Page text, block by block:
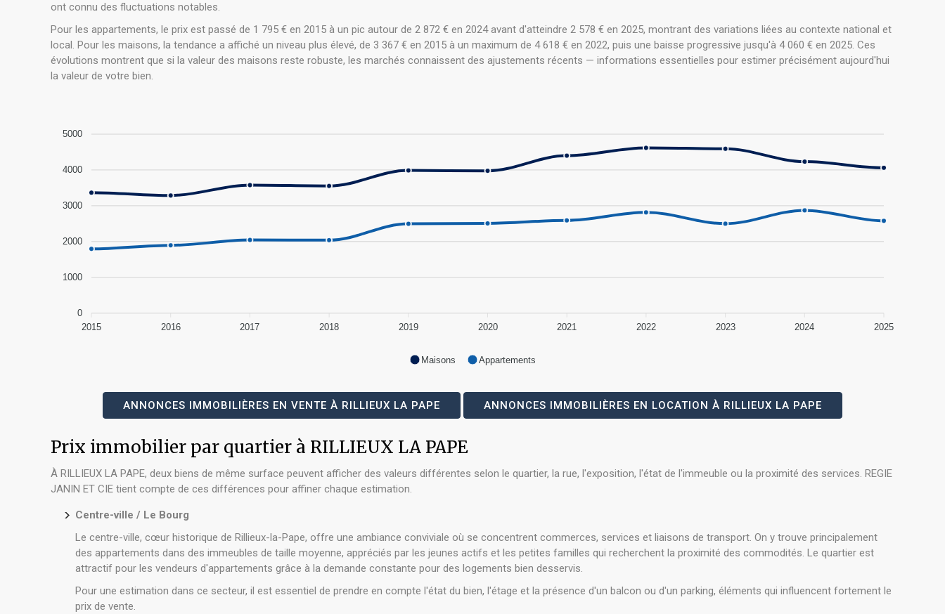
ont connu des fluctuations notables.
Pour les appartements, le prix est passé de 1 795 € en 2015 à un pic autour de 2 872 € en 2024 avant d'atteindre 2 578 € en 2025, montrant des variations liées au contexte national et
local. Pour les maisons, la tendance a affiché un niveau plus élevé, de 3 367 € en 2015 à un maximum de 4 618 € en 2022, puis une baisse progressive jusqu'à 4 060 € en 2025. Ces
évolutions montrent que si la valeur des maisons reste robuste, les marchés connaissent des ajustements récents — informations essentielles pour estimer précisément aujourd'hui
la valeur de votre bien.
5000
4000
3000
2000
1000
0
2015
2016 2017 2018 2019 2020 2021 2022 2023 2024 2025
Maisons Appartements
ANNONCES IMMOBILIÈRES EN VENTE À RILLIEUX LA PAPE ANNONCES IMMOBILIÈRES EN LOCATION À RILLIEUX LA PAPE
Prix immobilier par quartier à RILLIEUX LA PAPE
À RILLIEUX LA PAPE, deux biens de même surface peuvent afficher des valeurs différentes selon le quartier, la rue, l'exposition, l'état de l'immeuble ou la proximité des services. REGIE
JANIN ET CIE tient compte de ces différences pour affiner chaque estimation.
Centre-ville / Le Bourg
Le centre-ville, cœur historique de Rillieux-la-Pape, offre une ambiance conviviale où se concentrent commerces, services et liaisons de transport. On y trouve principalement
des appartements dans des immeubles de taille moyenne, appréciés par les jeunes actifs et les petites familles qui recherchent la proximité des commodités. Le quartier est
attractif pour les vendeurs d'appartements grâce à la demande constante pour des logements bien desservis.
Pour une estimation dans ce secteur, il est essentiel de prendre en compte l'état du bien, l'étage et la présence d'un balcon ou d'un parking, éléments qui influencent fortement le
prix de vente.